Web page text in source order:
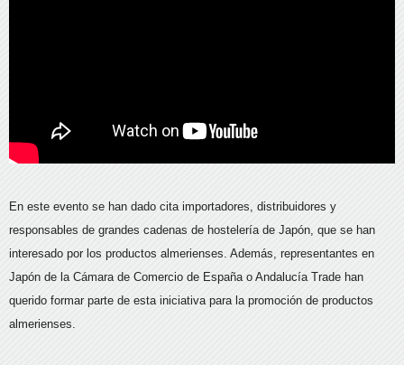
En este evento se han dado cita importadores, distribuidores y
responsables de grandes cadenas de hostelería de Japón, que se han
interesado por los productos almerienses. Además, representantes en
Japón de la Cámara de Comercio de España o Andalucía Trade han
querido formar parte de esta iniciativa para la promoción de productos
almerienses.